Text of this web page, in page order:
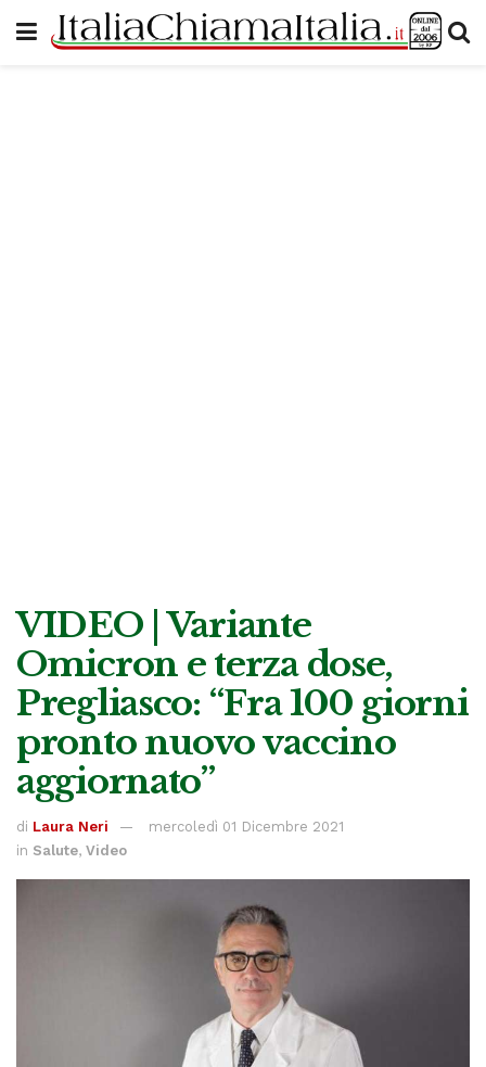
VIDEO | Variante
Omicron e terza dose,
Pregliasco: “Fra 100 giorni
pronto nuovo vaccino
aggiornato”
di Laura Neri
mercoledì 01 Dicembre 2021
in Salute, Video